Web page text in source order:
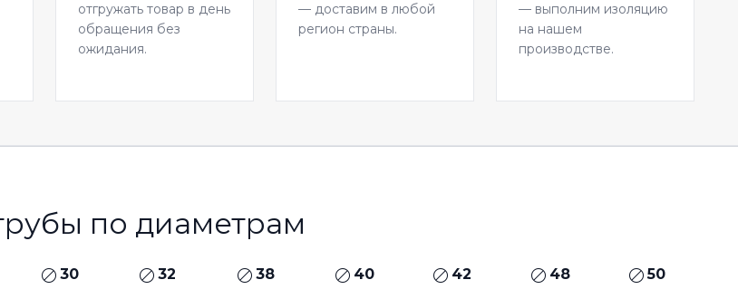
отгружать товар в день
обращения без
ожидания.
— доставим в любой
регион страны.
— выполним изоляцию
на нашем
производстве.
по диаметрам
30 32 38 40 42 48 50